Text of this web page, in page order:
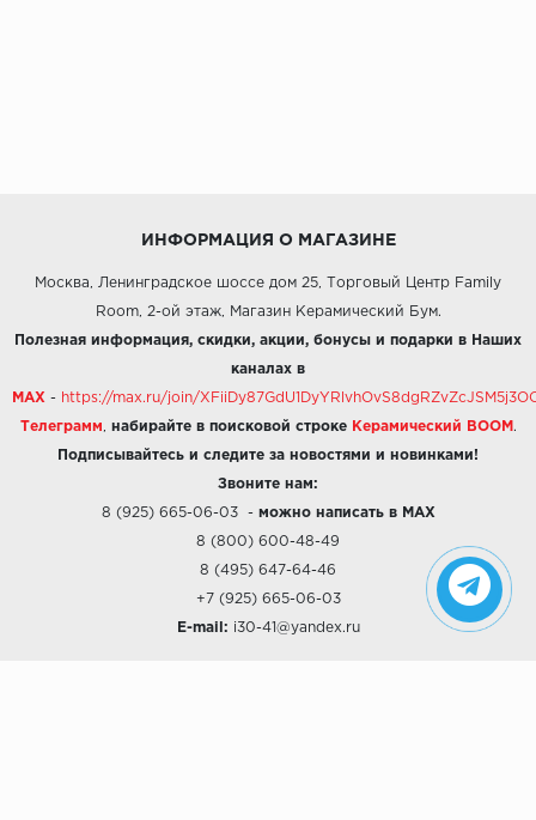
ИНФОРМАЦИЯ О МАГАЗИНЕ
Москва, Ленинградское шоссе дом 25, Торговый Центр Family
Room, 2-ой этаж, Магазин Керамический Бум.
Полезная информация, скидки, акции, бонусы и подарки в Наших
каналах в
MAX - https://max.ru/join/
Телеграмм набирайте в поисковой строке Керамический BOOM .
Подписывайтесь и следите за новостями и новинками!
Звоните нам:
8 (925) 665-06-03- можно написать в MAX
8 (800) 600-48-49
8 (495) 647-64-46
+7 (925) 665-06-03
E-mail: i30-41@yandex.ru